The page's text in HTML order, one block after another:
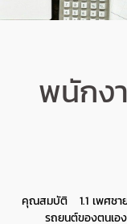
พนักง
คุณสมบัติ 1.1 เพศชา
รถยนต์ของตนเอ